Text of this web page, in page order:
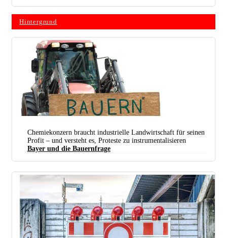
Hintergrund
Foto: Moritz Richter / www.wir-haben-es-satt.de / Bearb.: UZ
Chemiekonzern braucht industrielle Landwirtschaft für seinen
Profit – und versteht es, Proteste zu instrumentalisieren
Bayer und die Bauernfrage